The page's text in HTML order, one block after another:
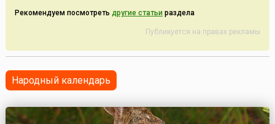
Рекомендуем посмотреть другие статьи раздела
Публикуется на правах рекламы
Народный календарь